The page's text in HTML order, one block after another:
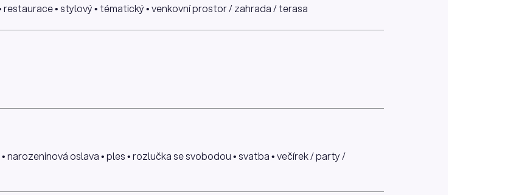
restaurace • stylový • tématický • venkovní prostor / zahrada / terasa
narozeninová oslava • ples • rozlučka se svobodou • svatba • večírek / party /